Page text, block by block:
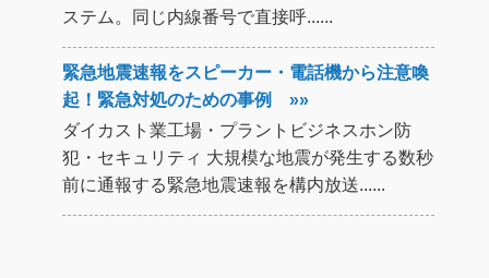
ステム。同じ内線番号で直接呼......
緊急地震速報をスピーカー・電話機から注意喚
起！緊急対処のための事例 »»
ダイカスト業工場・プラントビジネスホン防
犯・セキュリティ 大規模な地震が発生する数秒
前に通報する緊急地震速報を構内放送......